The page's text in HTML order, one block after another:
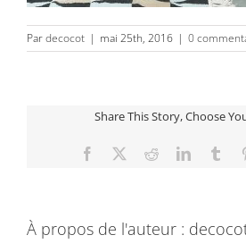
Pardecocot | mai 25th, 2016 | 0
Share This Story, Choose
Facebook RedditLinkedIn
À propos de l'auteur :